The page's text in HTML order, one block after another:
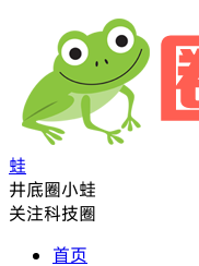
蛙
井底圈小蛙
关注科技圈
首页